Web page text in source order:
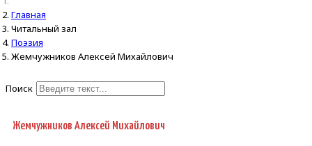
Главная
Читальный зал
Поэзия
Жемчужников Алексей Михайлович
Поиск
results.
Жемчужников Алексей Михайлович